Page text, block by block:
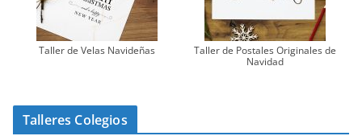
Taller de Velas Navideñas
Taller de Postales Originales de
Navidad
Talleres Colegios